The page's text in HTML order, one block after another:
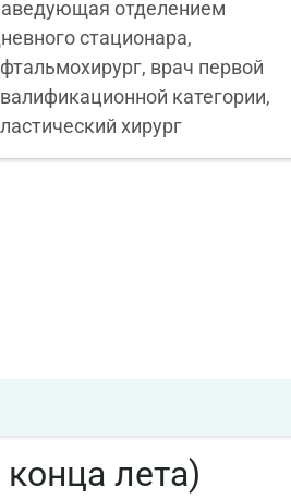
отделением
стационара,
врач первой
категории,
хирург
лета)